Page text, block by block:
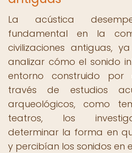
La acústica
fundamental en la
civilizaciones antiguas,
analizar cómo el sonido
entorno construido por
través de estudios
arqueológicos, como
teatros, los
determinar la forma en
y percibían los sonidos en